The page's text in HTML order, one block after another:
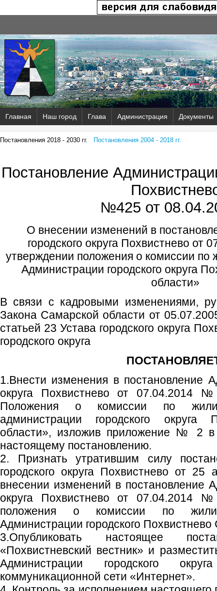
Главная Наш город Глава Администрация Документы
Постановления 2018 - 2030 гг. Постановления 2004 - 2018 гг.
Постановление
№425 от
О внесении изменений в
городского округа Похвистнево
утверждении положения о комиссии
Администрации городского округа
области»
В связи с кадровыми изменениями,
Закона Самарской области от
статьей 23 Устава городского округа
городского округа
1.Внести изменения в постановление
округа Похвистнево от 07.04.2014
Положения о комиссии по
администрации городского округа
области», изложив приложение № 2 в
настоящему постановлению.
2. Признать утратившим силу
городского округа Похвистнево от
внесении изменений в постановление
округа Похвистнево от 07.04.2014
положения о комиссии по
Администрации городского
3.Опубликовать настоящее
«Похвистневский вестник» и
Администрации городского
коммуникационной сети «Интернет».